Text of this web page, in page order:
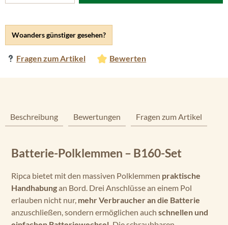
Woanders günstiger gesehen?
Fragen zum Artikel Bewerten
Beschreibung Bewertungen Fragen zum Artikel
Batterie-Polklemmen – B160-Set
Ripca bietet mit den massiven Polklemmen praktische
Handhabungan Bord. Drei Anschlüsse an einem Pol
erlauben nicht nur, mehr Verbraucher an die Batterie
anzuschließen, sondern ermöglichen auch schnellen und